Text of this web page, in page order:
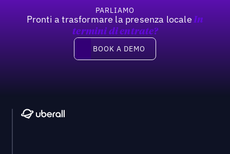
PARLIAMO
Pronti a trasformare la presenza locale In
termini di entrate?
Book a demo
BOOK A DEMO